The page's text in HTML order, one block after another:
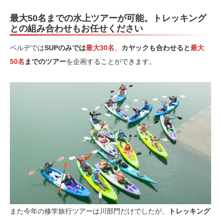
最大50名までの水上ツアーが可能。トレッキング
との組み合わせもお任せください
ベルデではSUPのみでは最大30名、 カヤックも合わせると最大
50名までのツアーを企画することができます。
また今年の修学旅行ツアーは川部門だけでしたが、
トレッキング